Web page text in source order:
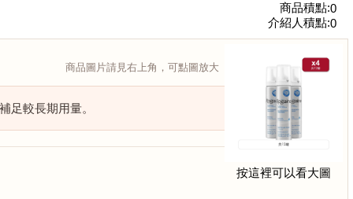
商品積點:0
介紹人積點:0
按這裡可以看大圖
商品圖片請見右上角，可點圖放大
足較長期用量。